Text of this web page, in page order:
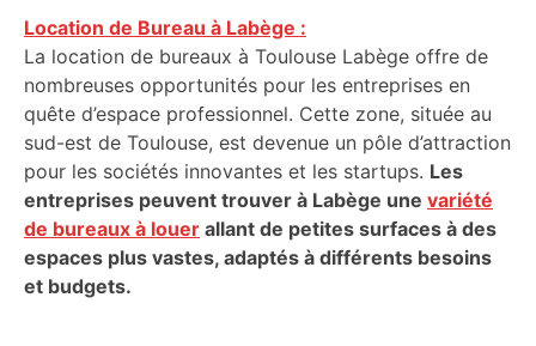
Location de Bureau à Labège :
La location de bureaux à Toulouse Labège offre de
nombreuses opportunités pour les entreprises en
quête d’espace professionnel. Cette zone, située au
sud-est de Toulouse, est devenue un pôle d’attraction
pour les sociétés innovantes et les startups. Les
entreprises peuvent trouver à Labège une variété
de bureaux à louer allant de petites surfaces à des
espaces plus vastes, adaptés à différents besoins
et budgets.